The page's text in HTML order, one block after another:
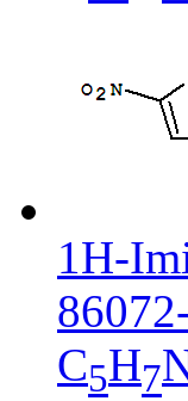
1H-
C5H7